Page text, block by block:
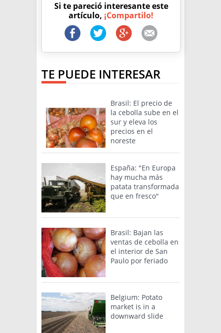
Si te pareció interesante este
artículo, ¡Compartilo!
TE PUEDE INTERESAR
Brasil: El precio de
la cebolla sube en el
sur y eleva los
precios en el
noreste
España: "En Europa
hay mucha más
patata transformada
que en fresco"
Brasil: Bajan las
ventas de cebolla en
el interior de San
Paulo por feriado
Belgium: Potato
market is in a
downward slide